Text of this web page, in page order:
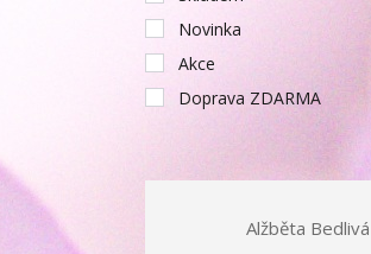
Novinka
Akce
Doprava ZDARMA
Alžběta Bedlivá